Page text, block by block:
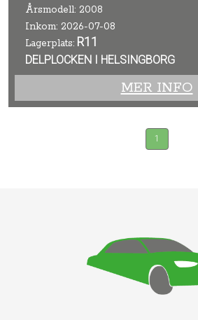
Årsmodell: 2008
Inkom: 2026-07-08
Lagerplats: R11
DELPLOCKEN I HELSINGBORG
MER INFO
1